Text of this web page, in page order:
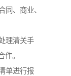
同、商业、
理清关手
。
单进行报